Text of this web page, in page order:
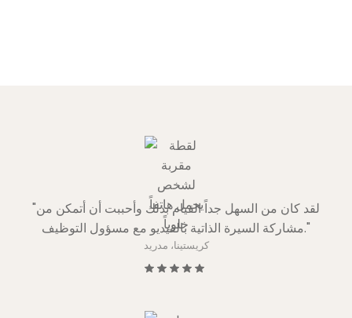
"لقد كان من السهل جداً القيام بذلك وأحببت أن أتمكن من
مشاركة السيرة الذاتية بالفيديو مع مسؤول التوظيف."
كريستينا، مدريد